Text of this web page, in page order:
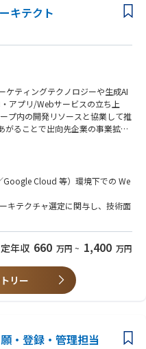
せた独自ソリューションを、業務
・ストプラ・エンジニアと連携
の支援を行う実働チームです。
ト等 :
に対する知見と、博報堂ＤＹグ
ア／クリエイティブ／システム）
す。Google Cloudとの戦略パー
技術検証・実装にいち早く取り
活用した解決アプローチの設計
）を用いたプロトタイプ構築・
共創における技術的フィジビリテ
ンティストへのディレクション
活用した課題対応にも従事（専門
ウドプラットフォーム上で、AI/M
を活用した実務経験
を活用した業務設計や施策評価
ではない）
ブなど非エンジニアメンバーと連
込んだ経験
啓発活動を行った経験（資料作
統計モデリング（例：MMM、LT
験
経験
ノロジー／AI関連プロジェクト
使うか」「業務がどう変わるか」
としてのベーシックビジネスス
ぎず、生成AIなど新しい技術を業
キテクト
ケティングテクノロジーや生成AI
アプリ/Webサービスの立ち上
プ内の開発リソースと協業して推
がることで出向先企業の事業拡大
が多数あり、グループにおけるデ
た資産と生成AIを活用した新た
。またビジネスサイドとの距離も
ロジェクトが進められる文化が
を整理、要件をシステム仕様へ落
向上など具体的な事業成果に結び
Google Cloud 等）環境下での We
キテクチャ選定に関与し、技術面
技術評価を行い、設計の妥当性を
設計・要件の優先順位付け・KPI
・予算マネジメント・リスク管理
統合・運用経験（プロンプト設計
年収 660 万円 ~ 1,400 万円
リー
・登録・管理担当